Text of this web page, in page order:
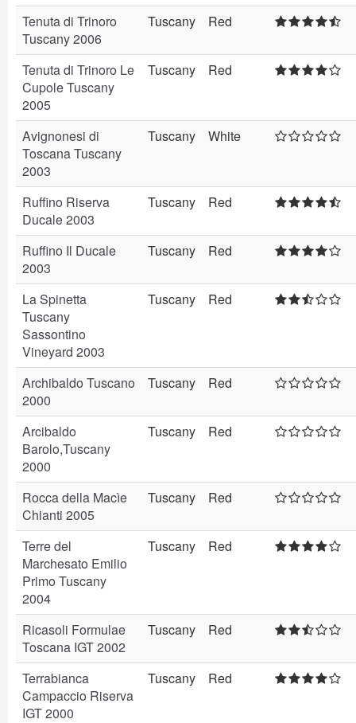
Tenuta di Trinoro
Tuscany 2006
Tuscany Red
Tenuta di Trinoro Le
Cupole Tuscany
2005
Tuscany Red
Avignonesi di
Toscana Tuscany
2003
Tuscany White
Ruffino Riserva
Ducale 2003
Tuscany Red
Ruffino Il Ducale
2003
Tuscany Red
La Spinetta
Tuscany
Sassontino
Vineyard 2003
Tuscany Red
Archibaldo Tuscano
2000
Tuscany Red
Arcibaldo
Barolo,Tuscany
2000
Tuscany Red
Rocca della Macìe
Chianti 2005
Tuscany Red
Terre del
Marchesato Emilio
Primo Tuscany
2004
Tuscany Red
Ricasoli Formulae
Toscana IGT 2002
Tuscany Red
Terrabianca
Campaccio Riserva
IGT 2000
Tuscany Red